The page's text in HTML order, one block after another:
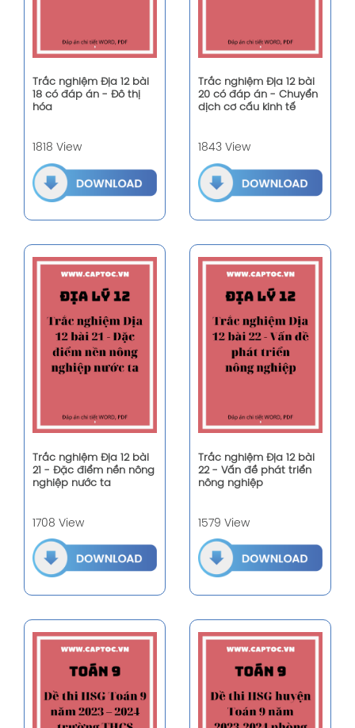
Trắc nghiệm Địa 12 bài
18 có đáp án - Đô thị
hóa
1818 View
Trắc nghiệm Địa 12 bài
20 có đáp án - Chuyển
dịch cơ cấu kinh tế
1843 View
Trắc nghiệm Địa 12 bài
21 - Đặc điểm nền nông
nghiệp nước ta
1708 View
Trắc nghiệm Địa 12 bài
22 - Vấn đề phát triển
nông nghiệp
1579 View